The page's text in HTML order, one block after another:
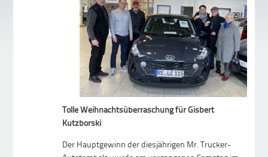
Tolle Weihnachtsüberraschung für Gisbert
Kutzborski
Der Hauptgewinn der diesjährigen Mr. Trucker-